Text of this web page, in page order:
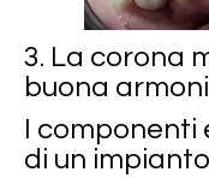
I componenti
di un
3. La corona
buona